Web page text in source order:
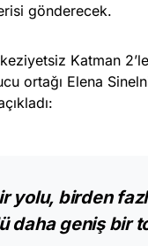
gönderecek.
Katman
ortağı Elena
yolu, birden
daha geniş bir